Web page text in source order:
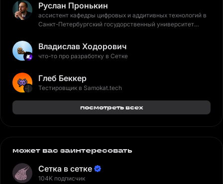
Руслан Пронькин
ассистент кафедры цифровых и аддитивных технологий в
Санкт-Петербургский госудорственный университет
Владислав Ходорович
что-то про разработку в Сетке
Глеб Беккер
Тестировщик в Samokat.tech
посмотреть всех
может вас заинтересовать
Сетка в сетке
104K подписчик